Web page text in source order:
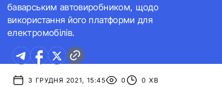
баварським автовиробником, щодо
використання його платформи для
електромобілів.
3 ГРУДНЯ 2021, 15:45 0 0 ХВ